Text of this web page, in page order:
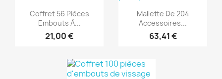
Aperçu rapide
Coffret 56 Pièces
Embouts À...
21,00 €
Aperçu rapide
Mallette De 204
Accessoires...
63,41 €
(1)